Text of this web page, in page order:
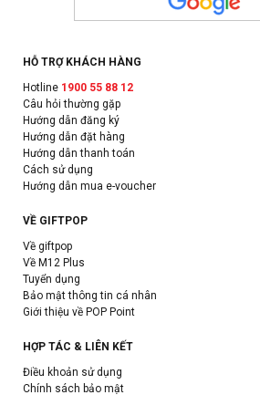
HỖ TRỢ KHÁCH HÀNG
Hotline 1900 55 88 12
Câu hỏi thường gặp
Hướng dẫn đăng ký
Hướng dẫn đặt hàng
Hướng dẫn thanh toán
Cách sử dụng
Hướng dẫn mua e-voucher
VỀ GIFTPOP
Về giftpop
Về M12 Plus
Tuyển dụng
Bảo mật thông tin cá nhân
Giới thiệu về POP Point
HỢP TÁC & LIÊN KẾT
Điều khoản sử dụng
Chính sách bảo mật